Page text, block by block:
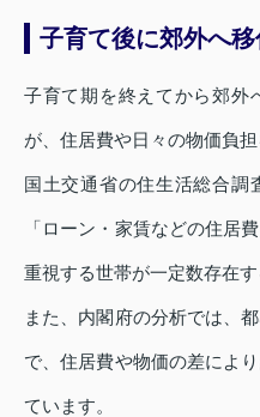
子育て後に郊外へ
子育て期を終えてから郊外
が、住居費や日々の物価負
国土交通省の住生活総合調
「ローン・家賃などの住居
重視する世帯が一定数存在
また、内閣府の分析では、
で、住居費や物価の差によ
ています。